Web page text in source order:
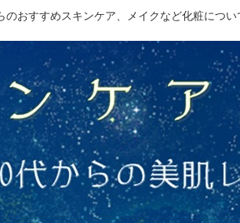
おすすめスキンケア、メイクなど化粧につ